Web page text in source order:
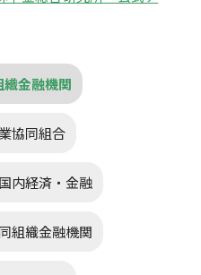
金融機関
協同組合
内経済・金融
組織金融機関